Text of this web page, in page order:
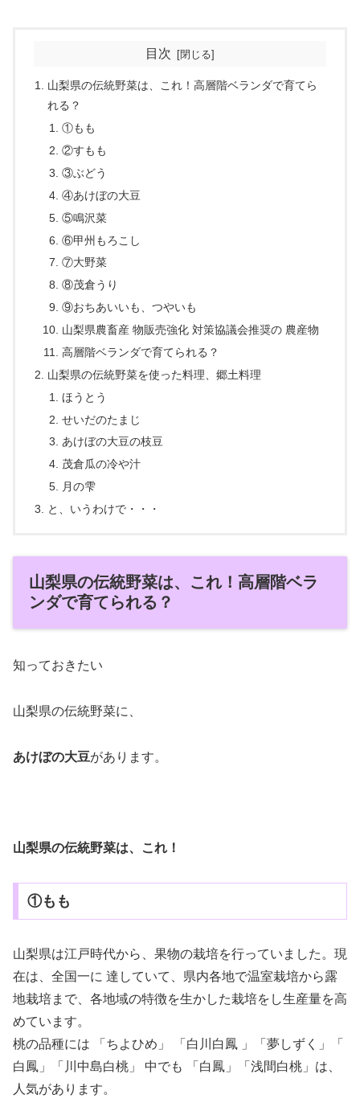
目次
山梨県の伝統野菜は、これ！高層階ベランダで育てら
れる？
①もも
②すもも
③ぶどう
④あけぼの大豆
⑤鳴沢菜
⑥甲州もろこし
⑦大野菜
⑧茂倉うり
⑨おちあいいも、つやいも
山梨県農畜産 物販売強化 対策協議会推奨の 農産物
高層階ベランダで育てられる？
山梨県の伝統野菜を使った料理、郷土料理
ほうとう
せいだのたまじ
あけぼの大豆の枝豆
茂倉瓜の冷や汁
月の雫
と、いうわけで・・・
山梨県の伝統野菜は、これ！高層階ベラ
ンダで育てられる？
知っておきたい
山梨県の伝統野菜に、
あけぼの大豆があります。
山梨県の伝統野菜は、これ！
①もも
山梨県は江戸時代から、果物の栽培を行っていました。現
在は、全国一に 達していて、県内各地で温室栽培から露
地栽培まで、各地域の特徴を生かした栽培をし生産量を高
めています。
桃の品種には 「ちよひめ」 「白川白鳳 」「夢しずく」「
白鳳」「川中島白桃」 中でも 「白鳳」「浅間白桃」は、
人気があります。